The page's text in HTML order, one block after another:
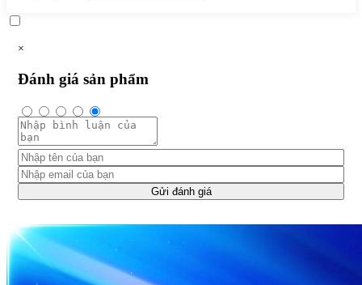
×
Đánh giá sản phẩm
Gửi đánh giá